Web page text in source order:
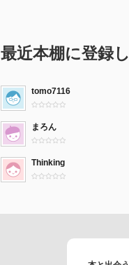
最近本棚に登録
tomo7116
まろん
Thinking